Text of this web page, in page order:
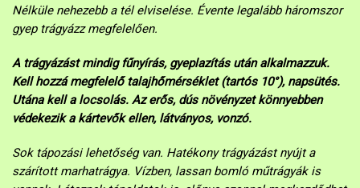
Nélküle nehezebb a tél elviselése. Évente legalább háromszor
gyep trágyázz megfelelően.
A trágyázást mindig fűnyírás, gyeplazítás után alkalmazzuk.
Kell hozzá megfelelő talajhőmérséklet (tartós 10°), napsütés.
Utána kell a locsolás. Az erős, dús növényzet könnyebben
védekezik a kártevők ellen, látványos, vonzó.
Sok tápozási lehetőség van. Hatékony trágyázást nyújt a
szárított marhatrágya. Vízben, lassan bomló műtrágyák is